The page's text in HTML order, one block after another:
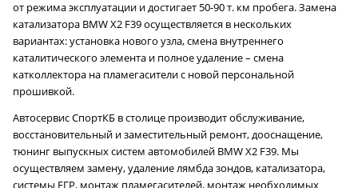
от режима эксплуатации и достигает 50-90 т. км пробега. Замена
катализатора BMW X2 F39 осуществляется в нескольких
вариантах: установка нового узла, смена внутреннего
каталитического элемента и полное удаление – смена
катколлектора на пламегасители с новой персональной
прошивкой.
Автосервис СпортКБ в столице производит обслуживание,
восстановительный и заместительный ремонт, дооснащение,
тюнинг выпускных систем автомобилей BMW X2 F39. Мы
осуществляем замену, удаление лямбда зондов, катализатора,